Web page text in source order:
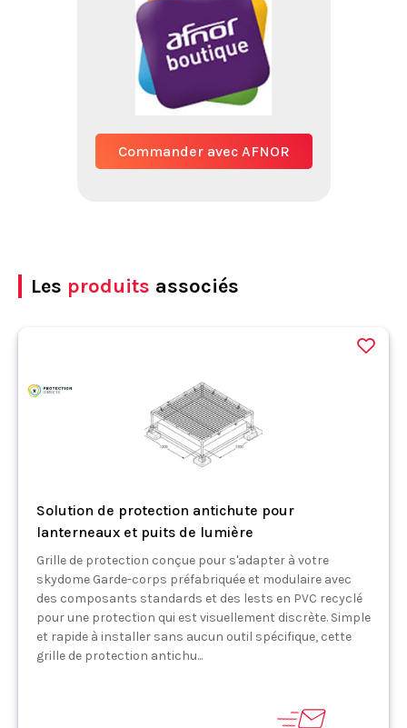
Commander avec AFNOR
Les produits associés
Solution de protection antichute pour
lanterneaux et puits de lumière
Grille de protection conçue pour s'adapter à votre
skydome Garde-corps préfabriquée et modulaire avec
des composants standards et des lests en PVC recyclé
pour une protection qui est visuellement discrète. Simple
et rapide à installer sans aucun outil spécifique, cette
grille de protection antichu...